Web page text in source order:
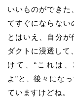
いいものができ
てすぐにならない
とはいえ、自分が
ダクトに浸透して、
けて、 “ これは、
よ ”と、後々にな
ていますけどね。